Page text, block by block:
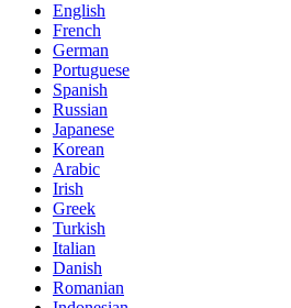
English
French
German
Portuguese
Spanish
Russian
Japanese
Korean
Arabic
Irish
Greek
Turkish
Italian
Danish
Romanian